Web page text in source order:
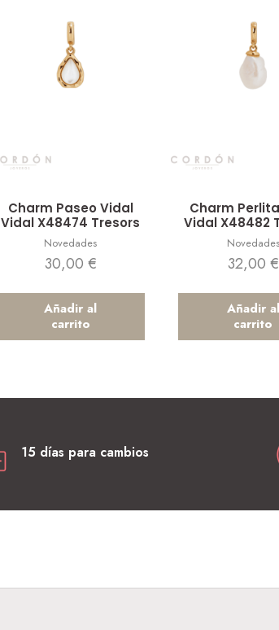
Charm Paseo Vidal
Vidal X48474 Tresors
Novedades
30,00 €
Añadir al
carrito
Charm
Vidal X48482
Novedades
32,00 €
Añadir al
carrito
15 días para cambios